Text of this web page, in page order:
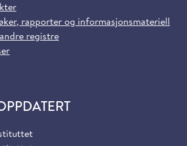
rapporter og informasjonsmateriell
registre